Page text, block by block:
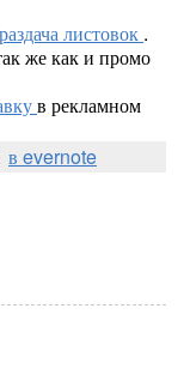
раздача листовок .
же как и промо
в рекламном
в evernote